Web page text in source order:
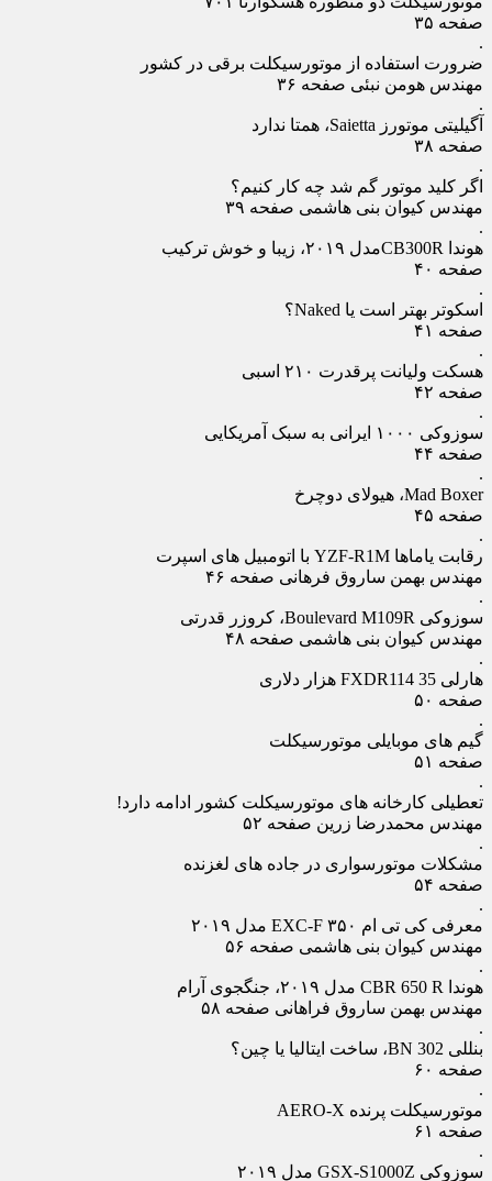
صفحه ۳۵
.
ضرورت استفاده از موتورسیکلت برقی در کشور
مهندس هومن نبئی صفحه ۳۶
.
آگیلیتی موتورز Saietta، همتا ندارد
صفحه ۳۸
.
اگر کلید موتور گم شد چه کار کنیم؟
مهندس کیوان بنی هاشمی صفحه ۳۹
.
هوندا CB300Rمدل ۲۰۱۹، زیبا و خوش ترکیب
صفحه ۴۰
.
اسکوتر بهتر است یا Naked؟
صفحه ۴۱
.
هسکت ولیانت پرقدرت ۲۱۰ اسبی
صفحه ۴۲
.
سوزوکی ۱۰۰۰ ایرانی به سبک آمریکایی
صفحه ۴۴
.
Mad Boxer، هیولای دوچرخ
صفحه ۴۵
.
رقابت یاماها YZF-R1M با اتومبیل های اسپرت
مهندس بهمن ساروق فرهانی صفحه ۴۶
.
سوزوکی Boulevard M109R، کروزر قدرتی
مهندس کیوان بنی هاشمی صفحه ۴۸
.
هارلی FXDR114 35 هزار دلاری
صفحه ۵۰
.
گیم ‏های موبایلی موتورسیکلت
صفحه ۵۱
.
تعطیلی کارخانه‏ های موتورسیکلت کشور ادامه دارد!
مهندس محمدرضا زرین صفحه ۵۲
.
مشکلات موتورسواری در جاده های لغزنده
صفحه ۵۴
.
معرفی کی‏ تی‏ ام ۳۵۰ EXC-F مدل ۲۰۱۹
مهندس کیوان بنی هاشمی صفحه ۵۶
.
هوندا CBR 650 R مدل ۲۰۱۹، جنگجوی آرام
مهندس بهمن ساروق فراهانی صفحه ۵۸
.
بنللی BN 302، ساخت ایتالیا یا چین؟
صفحه ۶۰
.
موتورسیکلت پرنده AERO-X
صفحه ۶۱
.
سوزوکی GSX-S1000Z مدل ۲۰۱۹